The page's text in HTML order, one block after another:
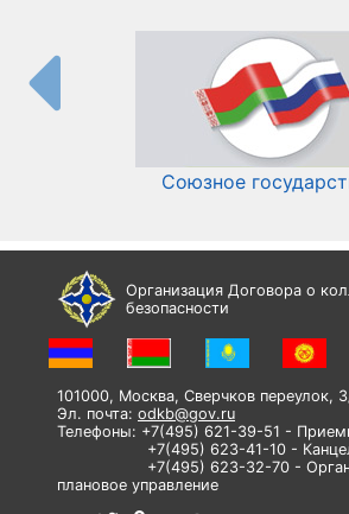
Союзное
Организация Договора о
безопасности
101000, Москва, Сверчков переулок,
Эл. почта: odkb@gov.ru
Телефоны: +7(495) 621-39-51 -
+7(495) 623-41-10 -
+7(495) 623-32-70 -
плановое управление